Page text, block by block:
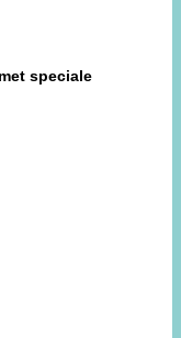
speciale